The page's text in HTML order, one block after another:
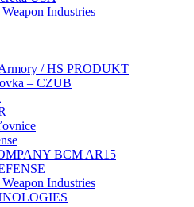
Industries
/ HS PRODUKT
– CZUB
BCM AR15
Industries